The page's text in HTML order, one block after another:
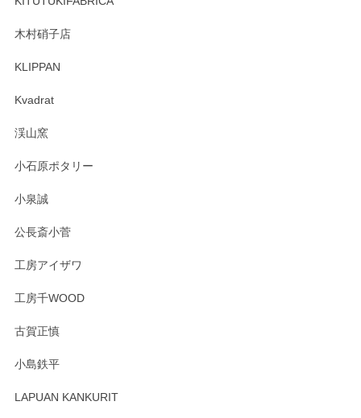
淡いグリーンのカラーがとても可愛いです❤️ ありがとうござ
す。 素敵な湯呑みでとても気に入りました。 発送も早く、
木村硝子店
KLIPPAN
Kvadrat
渓山窯
小石原ポタリー
小泉誠
公長斎小菅
工房アイザワ
工房千WOOD
古賀正慎
小島鉄平
LAPUAN KANKURIT